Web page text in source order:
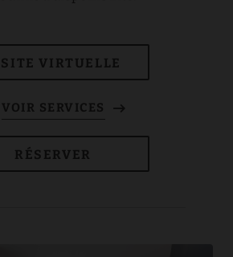
VIRTUELLE
RÉSERVER